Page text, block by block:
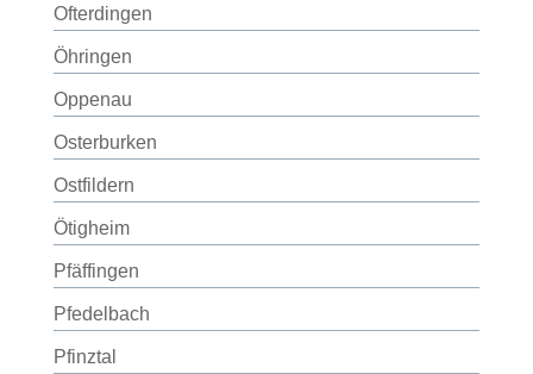
Ofterdingen
Öhringen
Oppenau
Osterburken
Ostfildern
Ötigheim
Pfäffingen
Pfedelbach
Pfinztal